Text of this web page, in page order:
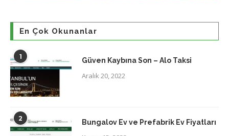
En Çok Okunanlar
1 Güven Kaybına Son – Alo Taksi
Aralık 20, 2022
2 Bungalov Ev ve Prefabrik Ev Fiyatları